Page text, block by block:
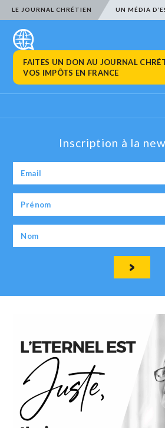
LE JOURNAL CHRÉTIEN UN MÉDIA
FAITES UN DON AU JOURNAL
VOS IMPÔTS EN FRANCE
Inscription à la